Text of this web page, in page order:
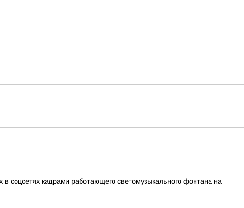
соцсетях кадрами работающего светомузыкального фонтана на